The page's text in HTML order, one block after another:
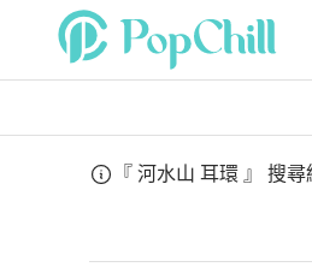
『 河水山 耳環 』 搜尋